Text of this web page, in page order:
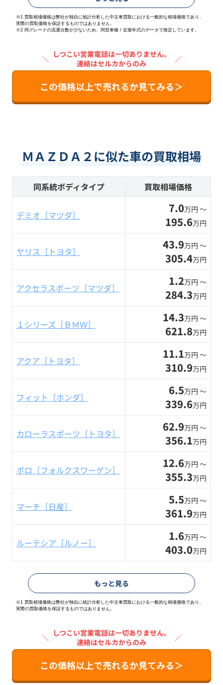
※1 買取相場価格は弊社が独自に統計分析した中古車買取における一般的な相場価格であり、
実際の買取価格を保証するものではありません。
※2 同グレードの流通台数が少ないため、同型車種 / 近接年式のデータで推定しています。
＼ しつこい営業電話は一切ありません。
連絡はセルカからのみ
／
この価格以上で売れるか見てみる＞
ＭＡＺＤＡ２に似た車の買取相場
同系統ボディタイプ 買取相場価格
デミオ［マツダ］ 7.0万円 〜
195.6万円
ヤリス［トヨタ］ 43.9万円 〜
305.4万円
アクセラスポーツ［マツダ］ 1.2万円 〜
284.3万円
１シリーズ［ＢＭＷ］ 14.3万円 〜
621.8万円
アクア［トヨタ］ 11.1万円 〜
310.9万円
フィット［ホンダ］ 6.5万円 〜
339.6万円
カローラスポーツ［トヨタ］ 62.9万円 〜
356.1万円
ポロ［フォルクスワーゲン］ 12.6万円 〜
355.3万円
マーチ［日産］ 5.5万円 〜
361.9万円
ルーテシア［ルノー］ 1.6万円 〜
403.0万円
もっと見る
※1 買取相場価格は弊社が独自に統計分析した中古車買取における一般的な相場価格であり、
実際の買取価格を保証するものではありません。
＼ しつこい営業電話は一切ありません。
連絡はセルカからのみ
／
この価格以上で売れるか見てみる＞